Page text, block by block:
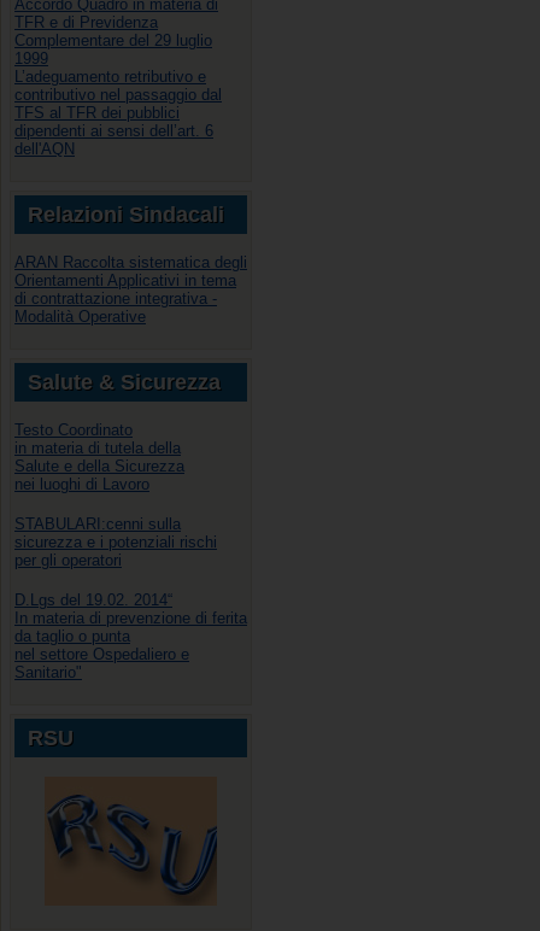
Accordo Quadro in materia di
TFR e di Previdenza
Complementare del 29 luglio
1999
L’adeguamento retributivo e
contributivo nel passaggio dal
TFS al TFR dei pubblici
dipendenti ai sensi dell’art. 6
dell'AQN
Relazioni Sindacali
ARAN Raccolta sistematica degli
Orientamenti Applicativi in tema
di contrattazione integrativa -
Modalità Operative
Salute & Sicurezza
Testo Coordinato
in materia di tutela della
Salute e della Sicurezza
nei luoghi di Lavoro
STABULARI:cenni sulla
sicurezza e i potenziali rischi
per gli operatori
D.Lgs del 19.02. 2014“
In materia di prevenzione di ferita
da taglio o punta
nel settore Ospedaliero e
Sanitario"
RSU